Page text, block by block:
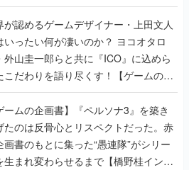
が認めるゲームデザイナー・上田文人
いったい何が凄いのか？ ヨコオタロ
外山圭一郎らと共に『ICO』に込めら
こだわりを語り尽くす！【ゲームの企
】
ームの企画書】『ペルソナ3』を築き
たのは反骨心とリスペクトだった。赤
画書のもとに集った“愚連隊”がシリー
生まれ変わらせるまで【橋野桂インタ